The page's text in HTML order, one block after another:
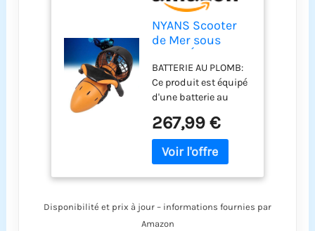
NYANS Scooter
de Mer sous
Boosters de
Natation de
Plongée 300W,
pour la Piscine
de Sports
Nautiques et la
Plongée en
Apnée, Temps de
60 Minutes
BATTERIE AU PLOMB:
Ce produit est équipé
d'une batterie au
temps de charge est
de 4 à 5 heures et le
temps de travail est
267,99 €
Disponibilité et prix à jour – informations fournies par
Amazon